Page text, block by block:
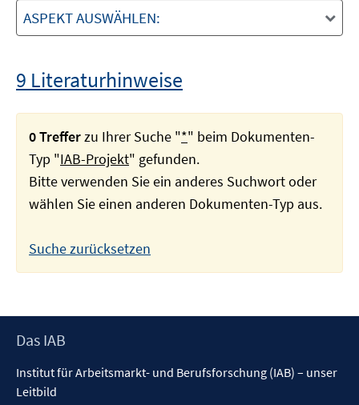
ASPEKT AUSWÄHLEN:
9 Literaturhinweise
0 Trefferzu Ihrer Suche "*" beim Dokumenten-
Typ "IAB-Projekt" gefunden.
Bitte verwenden Sie ein anderes Suchwort oder
wählen Sie einen anderen Dokumenten-Typ aus.
Suche zurücksetzen
Footer
Das IAB
Institut für Arbeitsmarkt- und Berufsforschung (IAB) – unser
Leitbild